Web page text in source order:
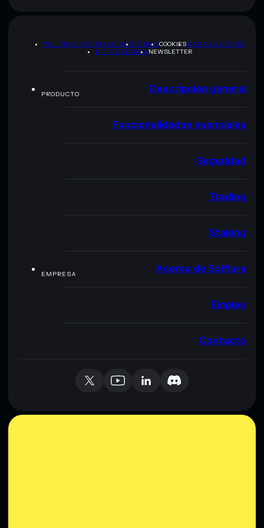
POLÍTICA DE PRIVACIDADTERMSCOOKIESMAPA DEL SITIO
KIT DE MARCA NEWSLETTER
PRODUCTO Descripción general
Funcionalidades esenciales
Seguridad
Trading
Staking
EMPRESA Acerca de Solflare
Empleo
Contacto